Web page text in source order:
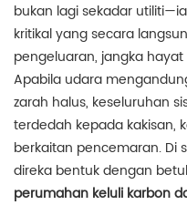
bukan lagi sekadar
kritikal yang secara
pengeluaran, jangka
Apabila udara
zarah halus, keseluruhan
terdedah kepada kakisan,
berkaitan pencemaran. Di
direka bentuk dengan
perumahan keluli karbon